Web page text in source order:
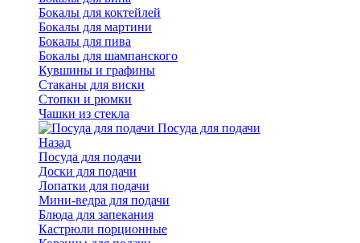
Бокалы для коктейлей
Бокалы для мартини
Бокалы для пива
Бокалы для шампанского
Кувшины и графины
Стаканы для виски
Стопки и рюмки
Чашки из стекла
Посуда для подачи
Назад
Посуда для подачи
Доски для подачи
Лопатки для подачи
Мини-ведра для подачи
Блюда для запекания
Кастрюли порционные